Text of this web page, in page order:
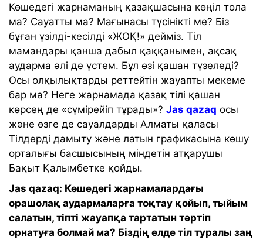
Көшедегі жарнаманың қазақшасына көңіл тола
ма? Сауатты ма? Мағынасы түсінікті ме? Біз
бұған үзілді-кесілді «ЖОҚ!» дейміз. Тіл
мамандары қанша дабыл қаққанымен, ақсақ
аударма әлі де үстем. Бұл өзі қашан түзеледі?
Осы олқылықтарды реттейтін жауапты мекеме
бар ма? Неге жарнамада қазақ тілі қашан
көрсең де «сүмірейіп тұрады»? Jas qazaq осы
және өзге де сауалдарды Алматы қаласы
Тілдерді дамыту және латын графикасына көшу
орталығы басшысының міндетін атқарушы
Бақыт Қалымбетке қойды.
Jas qazaq: Көшедегі жарнамалардағы
орашолақ аудармаларға тоқтау қойып, тыйым
салатын, тіпті жауапқа тартатын тәртіп
орнатуға болмай ма? Біздің елде тіл туралы заң